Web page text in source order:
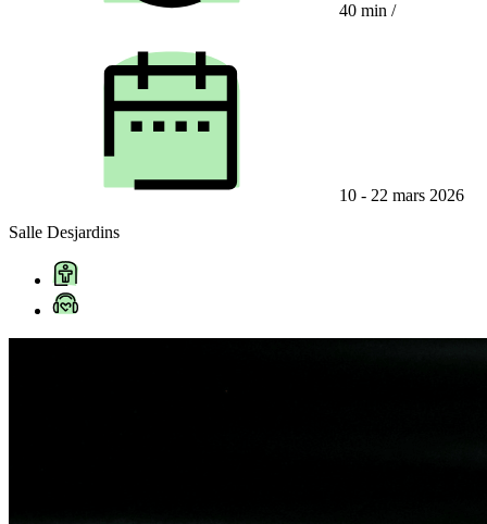
40 min /
10 - 22 mars 2026
Salle Desjardins